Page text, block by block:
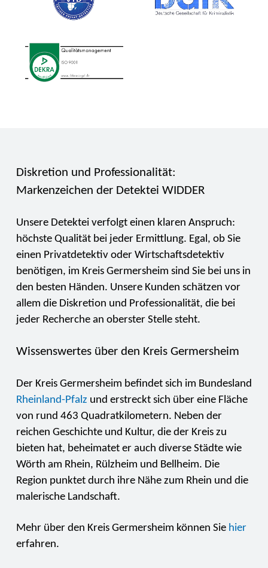
Diskretion und Professionalität:
Markenzeichen der Detektei WIDDER
Unsere Detektei verfolgt einen klaren Anspruch:
höchste Qualität bei jeder Ermittlung. Egal, ob Sie
einen Privatdetektiv oder Wirtschaftsdetektiv
benötigen, im Kreis Germersheim sind Sie bei uns in
den besten Händen. Unsere Kunden schätzen vor
allem die Diskretion und Professionalität, die bei
jeder Recherche an oberster Stelle steht.
Wissenswertes über den Kreis Germersheim
Der Kreis Germersheim befindet sich im Bundesland
Rheinland-Pfalz und erstreckt sich über eine Fläche
von rund 463 Quadratkilometern. Neben der
reichen Geschichte und Kultur, die der Kreis zu
bieten hat, beheimatet er auch diverse Städte wie
Wörth am Rhein, Rülzheim und Bellheim. Die
Region punktet durch ihre Nähe zum Rhein und die
malerische Landschaft.
Mehr über den Kreis Germersheim können Sie hier
erfahren.